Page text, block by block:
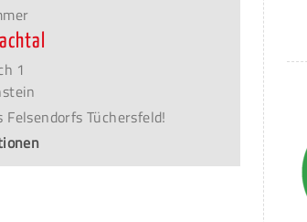
1
Tüchersfeld!